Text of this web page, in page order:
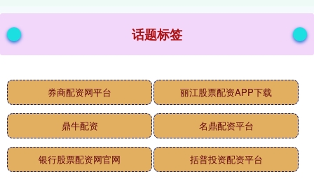
话题标签
券商配资网平台 丽江股票配资APP下载
鼎牛配资 名鼎配资平台
银行股票配资网官网 括普投资配资平台